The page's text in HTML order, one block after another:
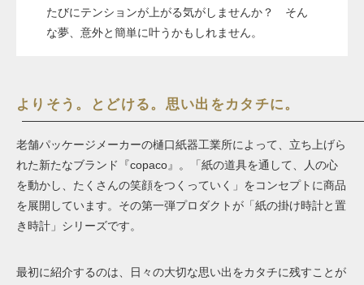
たびにテンションが上がる気がしませんか？ そん
な夢、意外と簡単に叶うかもしれません。
よりそう。とどける。思い出をカタチに。
老舗パッケージメーカーの樋口紙器工業所によって、立ち上げら
れた新たなブランド『copaco』。「紙の道具を通して、人の心
を動かし、たくさんの笑顔をつくっていく」をコンセプトに商品
を展開しています。その第一弾プロダクトが「紙の掛け時計と置
き時計」シリーズです。
最初に紹介するのは、日々の大切な思い出をカタチに残すことが